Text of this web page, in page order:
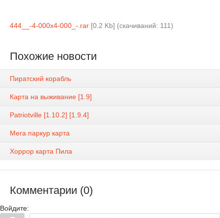
444__-4-000x4-000_-.rar [0.2 Kb] (cкачиваний: 111)
Похожие новости
Пиратский корабль
Карта на выживание [1.9]
Patriotville [1.10.2] [1.9.4]
Мега паркур карта
Хоррор карта Пила
Комментарии (0)
Войдите: